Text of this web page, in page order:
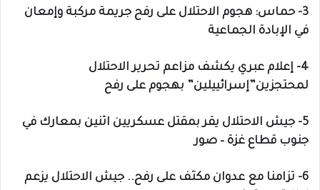
3- حماس: هجوم الاحتلال على رفح جريمة مركبة وإمعان
في الإبادة الجماعية
4- إعلام عبري يكشف مزاعم تحرير الاحتلال
لمحتجزين”إسرائييلين” بهجوم على رفح
5- جيش الاحتلال يقر بمقتل عسكريين اثنين بمعارك في
جنوب قطاع غزة – صور
6- تزامنا مع عدوان مكثف على رفح.. جيش الاحتلال يزعم